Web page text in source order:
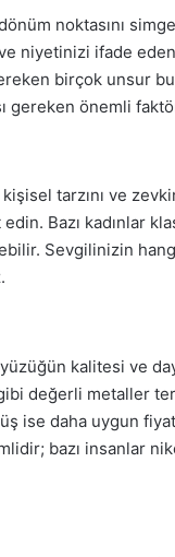
noktasını
niyetinizi ifade
birçok unsur
gereken önemli
tarzını ve
Bazı kadınlar
Sevgilinizin
kalitesi ve
değerli metaller
ise daha uygun
bazı insanlar